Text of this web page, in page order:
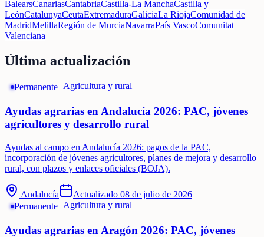
BalearsCanariasCantabriaCastilla-La ManchaCastilla y
LeónCatalunyaCeutaExtremaduraGaliciaLa RiojaComunidad de
MadridMelillaRegión de MurciaNavarraPaís VascoComunitat
Valenciana
Última actualización
Permanente Agricultura y rural
Ayudas agrarias en Andalucía 2026: PAC, jóvenes
agricultores y desarrollo rural
Ayudas al campo en Andalucía 2026: pagos de la PAC,
incorporación de jóvenes agricultores, planes de mejora y desarrollo
rural, con plazos y enlaces oficiales (BOJA).
Andalucía Actualizado 08 de julio de 2026
Permanente
Agricultura y rural
Ayudas agrarias en Aragón 2026: PAC, jóvenes